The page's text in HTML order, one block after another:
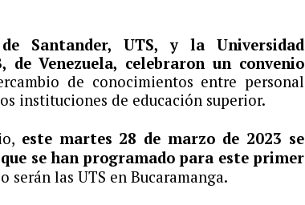
Santander, UTS, y la Universidad
de Venezuela, celebraron un convenio
de conocimientos entre personal
instituciones de educación superior.
este martes 28 de marzo de 2023 se
se han programado para este primer
serán las UTS en Bucaramanga.